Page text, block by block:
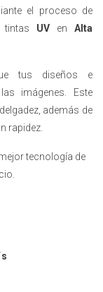
el proceso de
UV en Alta
tus diseños e
imágenes. Este
además de
rapidez.
tecnología de